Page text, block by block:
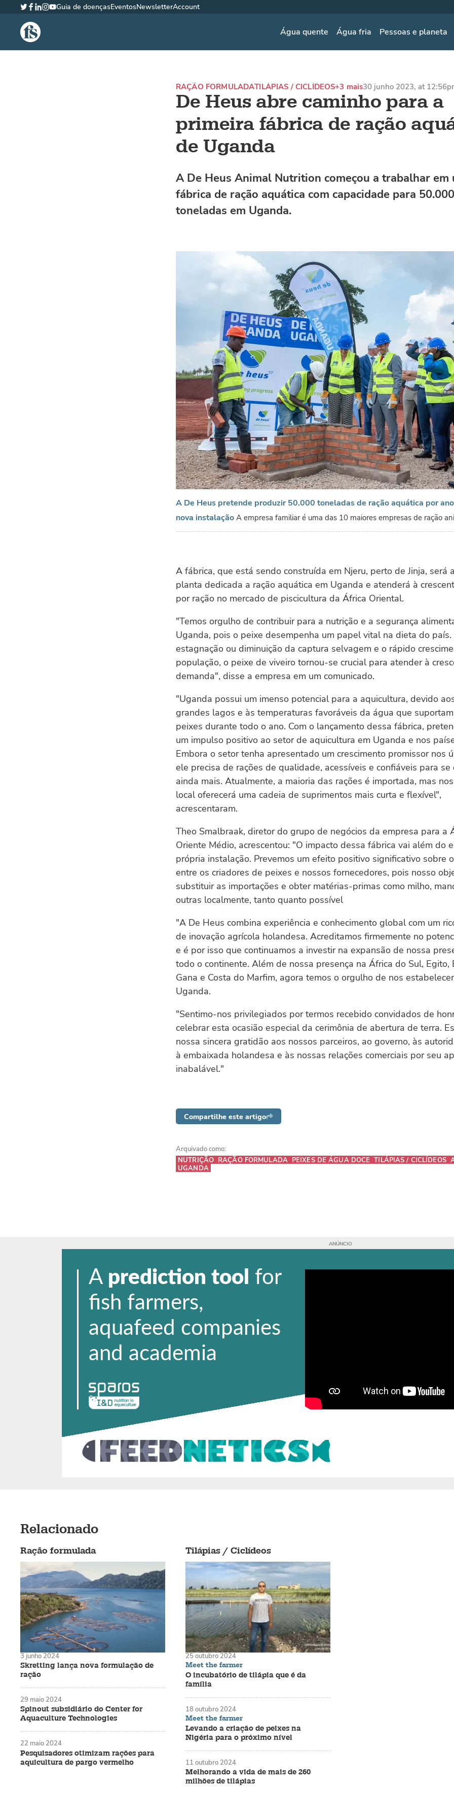
The Fish Site Brasil Água quente Água fria Pessoas e planeta
Twitter
Facebook
LinkedIn
Instagram
YouTube
Guia de doençasEventosNewsletterAccount
De Heus abre caminho para a
primeira fábrica de ração
de Uganda
RAÇÃO FORMULADATILÁPIAS / CICLÍDEOS+3 mais30 junho 2023, at
A De Heus Animal Nutrition começou a trabalhar em
fábrica de ração aquática com capacidade para 50.000
toneladas em Uganda.
A De Heus pretende produzir 50.000 toneladas de ração aquática por
nova instalação A empresa familiar é uma das 10 maiores empresas de ração
A fábrica, que está sendo construída em Njeru, perto de Jinja, será
planta dedicada a ração aquática em Uganda e atenderá à
por ração no mercado de piscicultura da África Oriental.
"Temos orgulho de contribuir para a nutrição e a segurança
Uganda, pois o peixe desempenha um papel vital na dieta do país.
estagnação ou diminuição da captura selvagem e o rápido
população, o peixe de viveiro tornou-se crucial para atender à
demanda", disse a empresa em um comunicado.
"Uganda possui um imenso potencial para a aquicultura, devido
grandes lagos e às temperaturas favoráveis da água que
peixes durante todo o ano. Com o lançamento dessa fábrica,
um impulso positivo ao setor de aquicultura em Uganda e nos
Embora o setor tenha apresentado um crescimento promissor nos
ele precisa de rações de qualidade, acessíveis e confiáveis para
ainda mais. Atualmente, a maioria das rações é importada, mas
local oferecerá uma cadeia de suprimentos mais curta e flexível",
acrescentaram.
Theo Smalbraak, diretor do grupo de negócios da empresa para a
Oriente Médio, acrescentou: "O impacto dessa fábrica vai além do
própria instalação. Prevemos um efeito positivo significativo sobre
entre os criadores de peixes e nossos fornecedores, pois nosso
substituir as importações e obter matérias-primas como milho,
outras localmente, tanto quanto possível
"A De Heus combina experiência e conhecimento global com um
de inovação agrícola holandesa. Acreditamos firmemente no
e é por isso que continuamos a investir na expansão de nossa
todo o continente. Além de nossa presença na África do Sul, Egito,
Gana e Costa do Marfim, agora temos o orgulho de nos
Uganda.
"Sentimo-nos privilegiados por termos recebido convidados de
celebrar esta ocasião especial da cerimônia de abertura de terra.
nossa sincera gratidão aos nossos parceiros, ao governo, às
à embaixada holandesa e às nossas relações comerciais por seu
inabalável."
Compartilhe este artigo
Arquivado como:
NUTRIÇÃO RAÇÃO FORMULADA PEIXES DE ÁGUA DOCE TILÁPIAS / CICLÍDEOS
UGANDA
A prediction tool for
fish farmers,
aquafeed companies
and academia
Relacionado
Ração formulada
Skretting lança nova formulação de
ração
3 junho 2024
Spinout subsidiário do Center for
Aquaculture Technologies
29 maio 2024
Pesquisadores otimizam rações para
aquicultura de pargo vermelho
22 maio 2024
Tilápias / Ciclídeos
Meet the farmer
O incubatório de tilápia que é da
família
25 outubro 2024
Meet the farmer
Levando a criação de peixes na
Nigéria para o próximo nível
18 outubro 2024
Melhorando a vida de mais de 260
milhões de tilápias
11 outubro 2024